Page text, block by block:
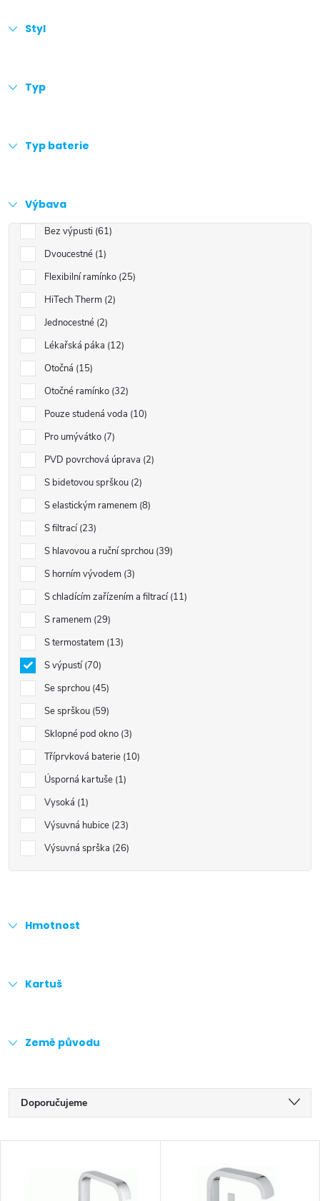
Styl
Typ
Typ baterie
Výbava
Bez výpusti 61
Dvoucestné 1
Flexibilní ramínko 25
HiTech Therm 2
Jednocestné 2
Lékařská páka 12
Otočná 15
Otočné ramínko 32
Pouze studená voda 10
Pro umývátko 7
PVD povrchová úprava 2
S bidetovou sprškou 2
S elastickým ramenem 8
S filtrací 23
S hlavovou a ruční sprchou 39
S horním vývodem 3
S chladícím zařízením a filtrací 11
S ramenem 29
S termostatem 13
S výpustí 70
Se sprchou 45
Se sprškou 59
Sklopné pod okno 3
Tříprvková baterie 10
Úsporná kartuše 1
Vysoká 1
Výsuvná hubice 23
Výsuvná sprška 26
Hmotnost
Kartuš
Země původu
Ř
a
Doporučujeme